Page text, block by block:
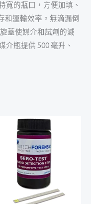
寬的瓶口，方便加填、
和運輸效率。無滴漏倒
蓋使媒介和試劑的滅
介瓶提供 500 毫升、